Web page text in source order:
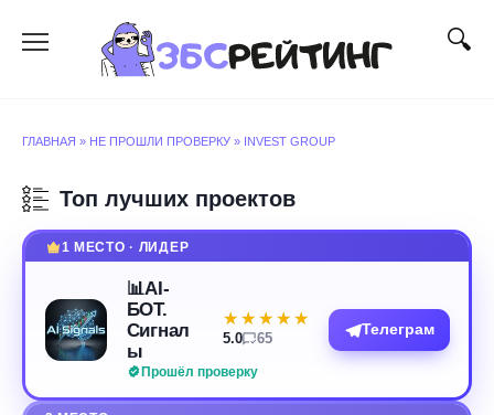
содержанию
ГЛАВНАЯ » НЕ ПРОШЛИ ПРОВЕРКУ » INVEST GROUP
Топ лучших проектов
1 МЕСТО · ЛИДЕР
📊AI-
БОТ.
Сигнал
ы
Прошёл проверку
★★★★★
★★★★★
5.0 65
Телеграм